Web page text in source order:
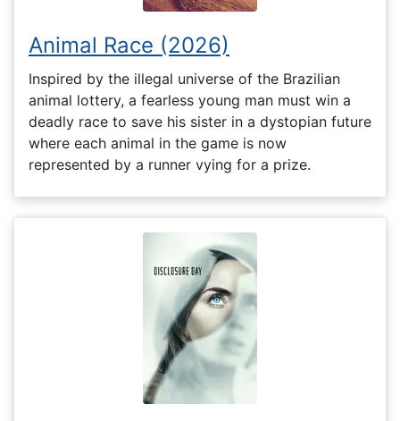
Animal Race (2026)
Inspired by the illegal universe of the Brazilian
animal lottery, a fearless young man must win a
deadly race to save his sister in a dystopian future
where each animal in the game is now
represented by a runner vying for a prize.